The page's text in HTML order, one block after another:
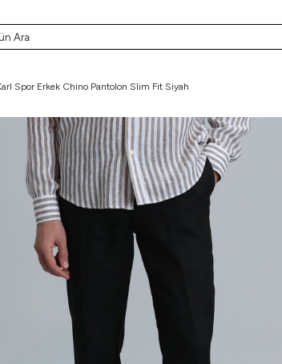
Spor Erkek Chino Pantolon Slim Fit Siyah